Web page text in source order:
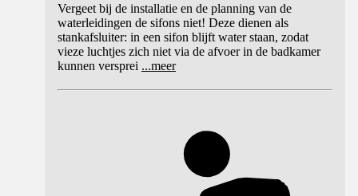
Vergeet bij de installatie en de planning van de
waterleidingen de sifons niet! Deze dienen als
stankafsluiter: in een sifon blijft water staan, zodat
vieze luchtjes zich niet via de afvoer in de badkamer
kunnen versprei ...meer